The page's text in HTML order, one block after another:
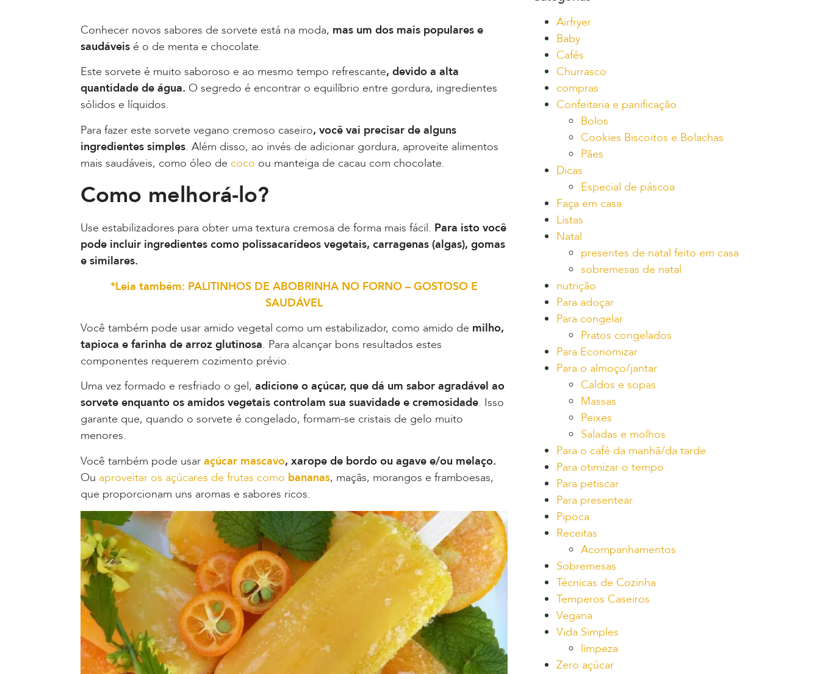
Conhecer novos sabores de sorvete está na moda, mas um dos mais populares e
saudáveis é o de menta e chocolate.
Este sorvete é muito saboroso e ao mesmo tempo refrescante, devido a alta
quantidade de água. O segredo é encontrar o equilíbrio entre gordura, ingredientes
sólidos e líquidos.
Para fazer este sorvete vegano cremoso caseiro, você vai precisar de alguns
ingredientes simples. Além disso, ao invés de adicionar gordura, aproveite alimentos
mais saudáveis, como óleo de coco ou manteiga de cacau com chocolate.
Como melhorá-lo?
Use estabilizadores para obter uma textura cremosa de forma mais fácil. Para isto você
pode incluir ingredientes como polissacarídeos vegetais, carragenas (algas), gomas
e similares.
*Leia também: PALITINHOS DE ABOBRINHA NO FORNO – GOSTOSO E
SAUDÁVEL
Você também pode usar amido vegetal como um estabilizador, como amido de milho,
tapioca e farinha de arroz glutinosa. Para alcançar bons resultados estes
componentes requerem cozimento prévio.
Uma vez formado e resfriado o gel, adicione o açúcar, que dá um sabor agradável ao
sorvete enquanto os amidos vegetais controlam sua suavidade e cremosidade. Isso
garante que, quando o sorvete é congelado, formam-se cristais de gelo muito
menores.
Você também pode usar açúcar mascavo, xarope de bordo ou agave e/ou melaço.
Ou aproveitar os açúcares de frutas como bananas, maçãs, morangos e framboesas,
que proporcionam uns aromas e sabores ricos.
Airfryer
Baby
Cafés
Churrasco
compras
Confeitaria e panificação
Bolos
Cookies Biscoitos e Bolachas
Pães
Dicas
Especial de páscoa
Faça em casa
Listas
Natal
presentes de natal feito em casa
sobremesas de natal
nutrição
Para adoçar
Para congelar
Pratos congelados
Para Economizar
Para o almoço/jantar
Caldos e sopas
Massas
Peixes
Saladas e molhos
Para o café da manhã/da tarde
Para otimizar o tempo
Para petiscar
Para presentear
Pipoca
Receitas
Acompanhamentos
Sobremesas
Técnicas de Cozinha
Temperos Caseiros
Vegana
Vida Simples
limpeza
Zero açúcar